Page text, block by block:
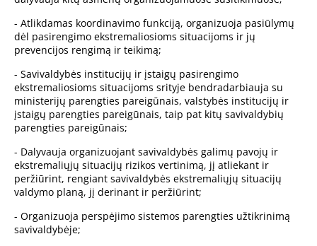
- Atlikdamas koordinavimo funkciją, organizuoja pasiūlymų
dėl pasirengimo ekstremaliosioms situacijoms ir jų
prevencijos rengimą ir teikimą;
- Savivaldybės institucijų ir įstaigų pasirengimo
ekstremaliosioms situacijoms srityje bendradarbiauja su
ministerijų parengties pareigūnais, valstybės institucijų ir
įstaigų parengties pareigūnais, taip pat kitų savivaldybių
parengties pareigūnais;
- Dalyvauja organizuojant savivaldybės galimų pavojų ir
ekstremaliųjų situacijų rizikos vertinimą, jį atliekant ir
peržiūrint, rengiant savivaldybės ekstremaliųjų situacijų
valdymo planą, jį derinant ir peržiūrint;
- Organizuoja perspėjimo sistemos parengties užtikrinimą
savivaldybėje;